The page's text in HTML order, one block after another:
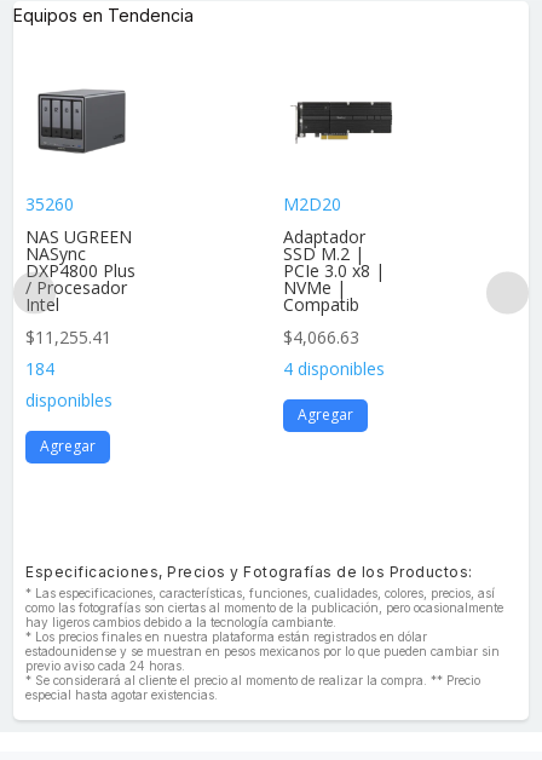
Equipos en Tendencia
35260
NAS UGREEN
NASync
DXP4800 Plus
/ Procesador
Intel
$11,255.41
184
disponibles
Agregar
M2D20
Adaptador
SSD M.2 |
PCIe 3.0 x8 |
NVMe |
Compatib
$4,066.63
4 disponibles
Agregar
Especificaciones, Precios y Fotografías de los Productos:
* Las especificaciones, características, funciones, cualidades, colores, precios, así
como las fotografías son ciertas al momento de la publicación, pero ocasionalmente
hay ligeros cambios debido a la tecnología cambiante.
* Los precios finales en nuestra plataforma están registrados en dólar
estadounidense y se muestran en pesos mexicanos por lo que pueden cambiar sin
previo aviso cada 24 horas.
* Se considerará al cliente el precio al momento de realizar la compra. ** Precio
especial hasta agotar existencias.